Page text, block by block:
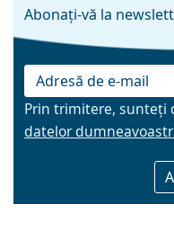
Abonați-vă la
Prin trimitere, sunteți
datelor